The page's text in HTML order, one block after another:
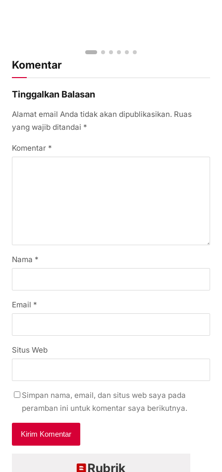
Komentar
Tinggalkan Balasan
Alamat email Anda tidak akan dipublikasikan. Ruas
yang wajib ditandai *
Komentar *
Nama *
Email *
Situs Web
Simpan nama, email, dan situs web saya pada
peramban ini untuk komentar saya berikutnya.